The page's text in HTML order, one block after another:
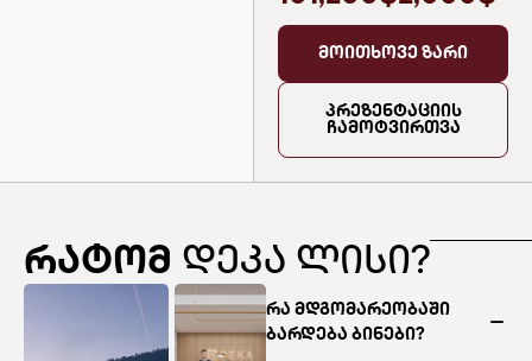
მოითხოვე ზარი
პრეზენტაციის
ჩამოტვირთვა
რატომ დეკა ლისი?
რა მდგომარეობაში
ბარდება ბინები?